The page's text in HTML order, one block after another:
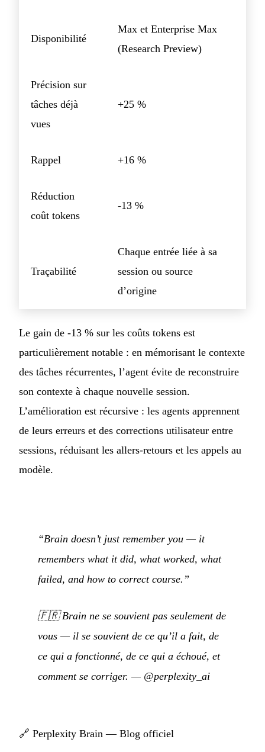
Disponibilité
Max et Enterprise Max
(Research Preview)
Précision sur
tâches déjà
vues
+25 %
Rappel +16 %
Réduction
coût tokens
-13 %
Traçabilité
Chaque entrée liée à sa
session ou source
d’origine
Le gain de -13 % sur les coûts tokens est
particulièrement notable : en mémorisant le contexte
des tâches récurrentes, l’agent évite de reconstruire
son contexte à chaque nouvelle session.
L’amélioration est récursive : les agents apprennent
de leurs erreurs et des corrections utilisateur entre
sessions, réduisant les allers-retours et les appels au
modèle.
“Brain doesn’t just remember you — it
remembers what it did, what worked, what
failed, and how to correct course.”
🇫🇷Brain ne se souvient pas seulement de
vous — il se souvient de ce qu’il a fait, de
ce qui a fonctionné, de ce qui a échoué, et
comment se corriger. — @perplexity_ai
🔗 Perplexity Brain — Blog officiel